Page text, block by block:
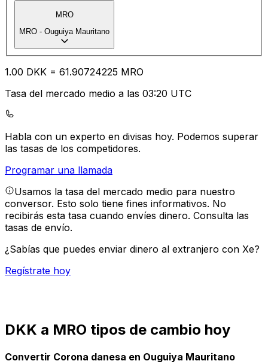
MRO
MRO - Ouguiya Mauritano
1.00 DKK = 61.90724225 MRO
Tasa del mercado medio a las 03:20 UTC
Habla con un experto en divisas hoy. Podemos superar
las tasas de los competidores.
Programar una llamada
Usamos la tasa del mercado medio para nuestro
conversor. Esto solo tiene fines informativos. No
recibirás esta tasa cuando envíes dinero. Consulta las
tasas de envío.
¿Sabías que puedes enviar dinero al extranjero con Xe?
Regístrate hoy
DKK a MRO tipos de cambio hoy
Convertir Corona danesa en Ouguiya Mauritano